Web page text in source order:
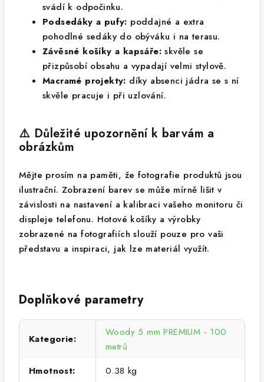
svádí k odpočinku.
Podsedáky a pufy: poddajné a extra
pohodlné sedáky do obýváku i na terasu.
Závěsné košíky a kapsáře: skvěle se
přizpůsobí obsahu a vypadají velmi stylově.
Macramé projekty: díky absenci jádra se s ní
skvěle pracuje i při uzlování.
⚠️ Důležité upozornění k barvám a
obrázkům
Mějte prosím na paměti, že fotografie produktů jsou
ilustrační. Zobrazení barev se může mírně lišit v
závislosti na nastavení a kalibraci vašeho monitoru či
displeje telefonu. Hotové košíky a výrobky
zobrazené na fotografiích slouží pouze pro vaši
představu a inspiraci, jak lze materiál využít.
Doplňkové parametry
Kategorie:
Woody 5 mm PREMIUM - 100
metrů
Hmotnost:
0.38 kg